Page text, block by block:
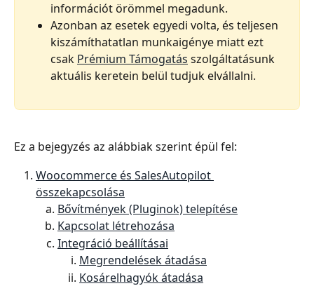
információt örömmel megadunk.
Azonban az esetek egyedi volta, és teljesen
kiszámíthatatlan munkaigénye miatt ezt
csak Prémium Támogatás szolgáltatásunk
aktuális keretein belül tudjuk elvállalni.
Ez a bejegyzés az alábbiak szerint épül fel:
Woocommerce és SalesAutopilot
összekapcsolása
Bővítmények (Pluginok) telepítése
Kapcsolat létrehozása
Integráció beállításai
Megrendelések átadása
Kosárelhagyók átadása